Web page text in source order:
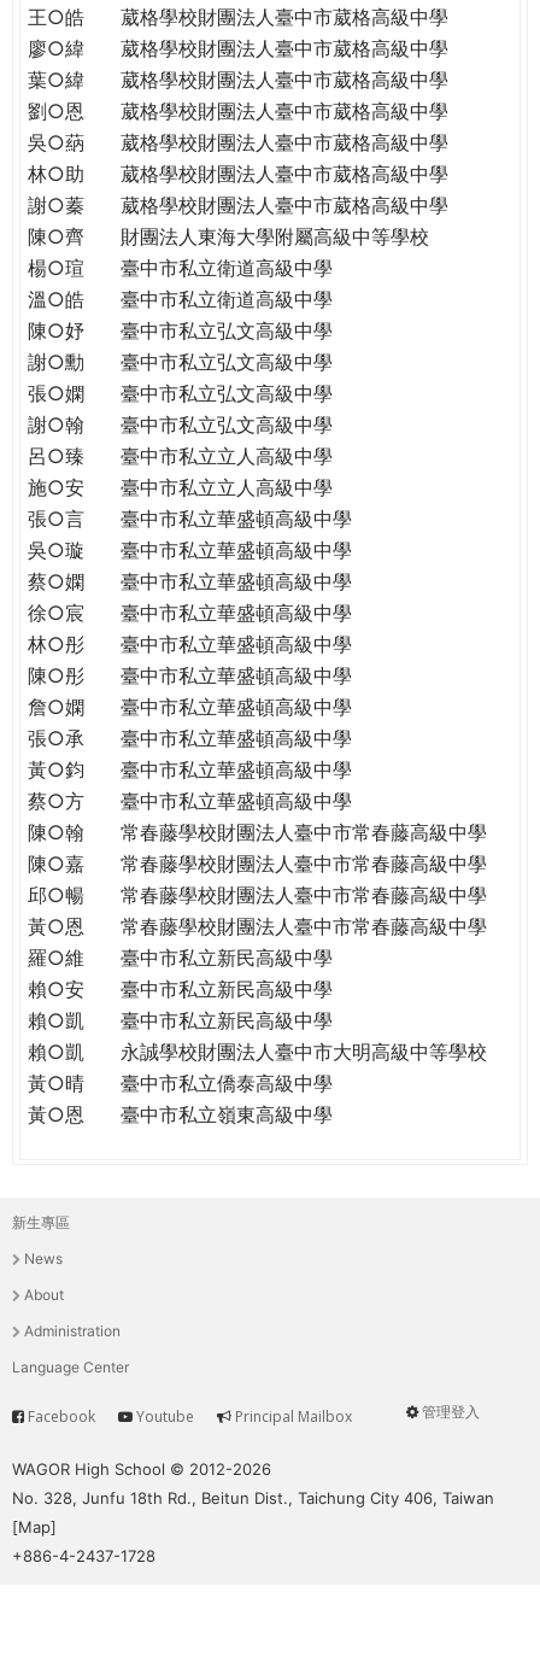
王○皓
葳格學校財團法人臺中市葳格高級中學
廖○緯
葳格學校財團法人臺中市葳格高級中學
葉○緯
葳格學校財團法人臺中市葳格高級中學
劉○恩
葳格學校財團法人臺中市葳格高級中學
吳○蒳
葳格學校財團法人臺中市葳格高級中學
林○助
葳格學校財團法人臺中市葳格高級中學
謝○蓁
葳格學校財團法人臺中市葳格高級中學
陳○齊
財團法人東海大學附屬高級中等學校
楊○瑄
臺中市私立衛道高級中學
溫○皓
臺中市私立衛道高級中學
陳○妤
臺中市私立弘文高級中學
謝○勳
臺中市私立弘文高級中學
張○嫻
臺中市私立弘文高級中學
謝○翰
臺中市私立弘文高級中學
呂○臻
臺中市私立立人高級中學
施○安
臺中市私立立人高級中學
張○言
臺中市私立華盛頓高級中學
吳○璇
臺中市私立華盛頓高級中學
蔡○嫻
臺中市私立華盛頓高級中學
徐○宸
臺中市私立華盛頓高級中學
林○彤
臺中市私立華盛頓高級中學
陳○彤
臺中市私立華盛頓高級中學
詹○嫻
臺中市私立華盛頓高級中學
張○承
臺中市私立華盛頓高級中學
黃○鈞
臺中市私立華盛頓高級中學
蔡○方
臺中市私立華盛頓高級中學
陳○翰
常春藤學校財團法人臺中市常春藤高級中學
陳○嘉
常春藤學校財團法人臺中市常春藤高級中學
邱○暢
常春藤學校財團法人臺中市常春藤高級中學
黃○恩
常春藤學校財團法人臺中市常春藤高級中學
羅○維
臺中市私立新民高級中學
賴○安
臺中市私立新民高級中學
賴○凱
臺中市私立新民高級中學
賴○凱
永誠學校財團法人臺中市大明高級中等學校
黃○晴
臺中市私立僑泰高級中學
黃○恩
臺中市私立嶺東高級中學
主
選
單
新生專區
News
About
Administration
Language Center
User
管理登入
Service
Facebook Youtube Principal Mailbox
WAGOR High School © 2012-2026
No. 328, Junfu 18th Rd., Beitun Dist., Taichung City 406, Taiwan
[Map]
+886-4-2437-1728